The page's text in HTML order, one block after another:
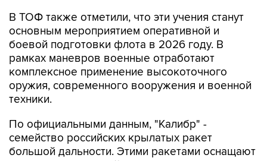
боевой подготовки флота в 2026 году. В
рамках маневров военные отработают
комплексное применение высокоточного
оружия, современного вооружения и военной
техники.
По официальными данным, "Калибр" -
большой дальности. Этими ракетами оснащают
современные российские корабли и
подводные лодки.